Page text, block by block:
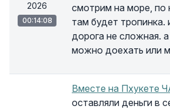
2026
00:14:08
смотрим на море, по
там будет тропинка.
дорога не сложная.
можно доехать или
Вместе на Пхукете
оставляли деньги в